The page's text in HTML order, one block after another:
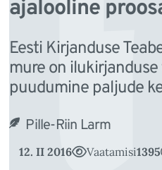
ajalooline
Eesti Kirjanduse
mure on
puudumine paljude
Pille-Riin Larm
12. II 2016 Vaatamisi1395